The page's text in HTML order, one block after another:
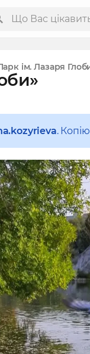
ім. Лазаря
.